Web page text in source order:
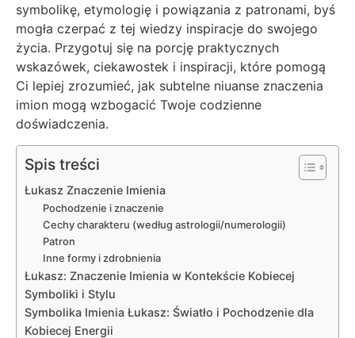
symbolikę, etymologię i powiązania z patronami, byś
mogła czerpać z tej wiedzy inspiracje do swojego
życia. Przygotuj się na porcję praktycznych
wskazówek, ciekawostek i inspiracji, które pomogą
Ci lepiej zrozumieć, jak subtelne niuanse znaczenia
imion mogą wzbogacić Twoje codzienne
doświadczenia.
Spis treści
Łukasz Znaczenie Imienia
Pochodzenie i znaczenie
Cechy charakteru (według astrologii/numerologii)
Patron
Inne formy i zdrobnienia
Łukasz: Znaczenie Imienia w Kontekście Kobiecej
Symboliki i Stylu
Symbolika Imienia Łukasz: Światło i Pochodzenie dla
Kobiecej Energii